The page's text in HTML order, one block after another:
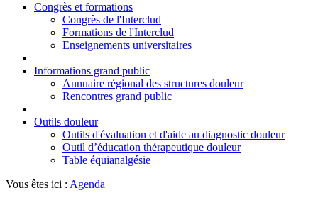
Congrès et formations
Congrès de l'Interclud
Formations de l'Interclud
Enseignements universitaires
Informations grand public
Annuaire régional des structures douleur
Rencontres grand public
Outils douleur
Outils d'évaluation et d'aide au diagnostic douleur
Outil d’éducation thérapeutique douleur
Table équianalgésie
Vous êtes ici : Agenda